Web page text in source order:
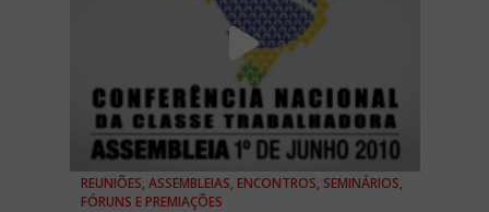
REUNIÕES, ASSEMBLEIAS, ENCONTROS, SEMINÁRIOS,
FÓRUNS E PREMIAÇÕES